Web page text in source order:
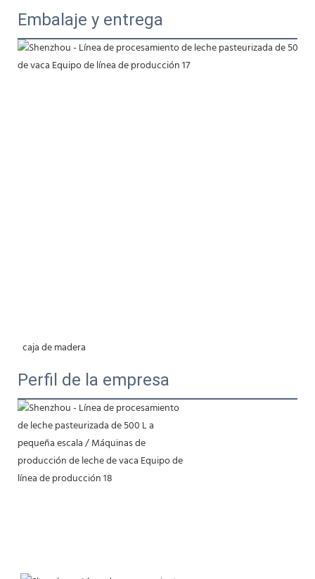
Embalaje y entrega
caja de madera
Perfil de la empresa